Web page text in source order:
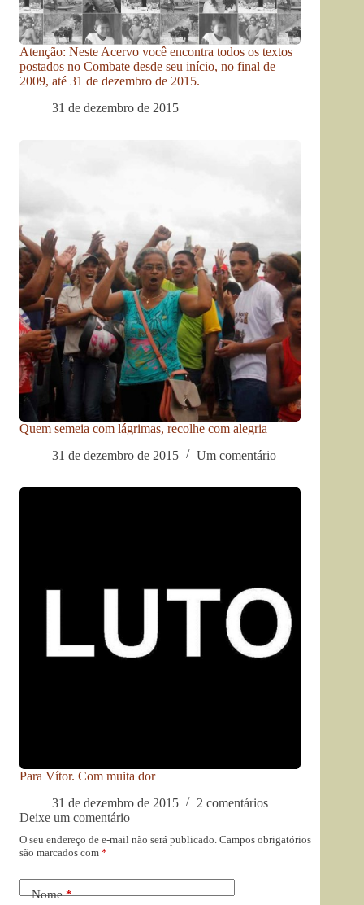
Atenção: Neste Acervo você encontra todos os textos
postados no Combate desde seu início, no final de
2009, até 31 de dezembro de 2015.
31 de dezembro de 2015
Quem semeia com lágrimas, recolhe com alegria
31 de dezembro de 2015
Um comentário
Para Vítor. Com muita dor
31 de dezembro de 2015
2 comentários
Deixe um comentário
O seu endereço de e-mail não será publicado. Campos obrigatórios
são marcados com *
Nome*